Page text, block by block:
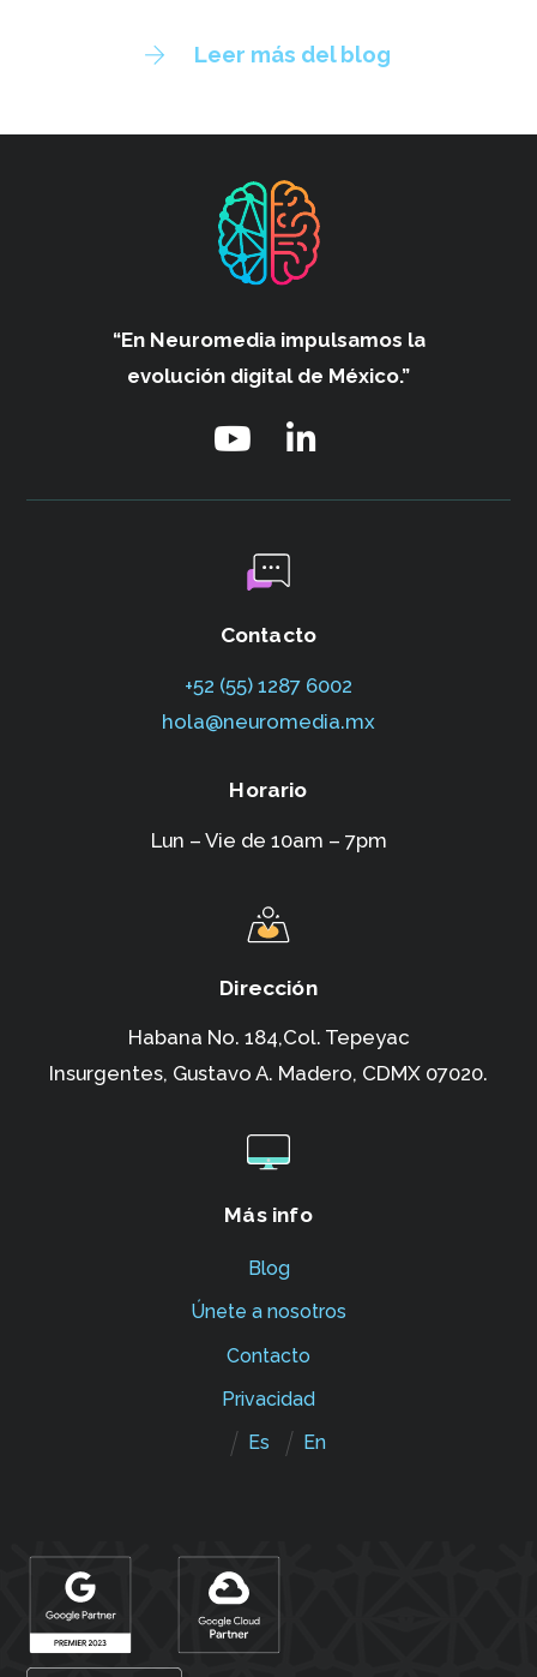
Leer más del blog
“En Neuromedia impulsamos la
evolución digital de México.”
Contacto
+52 (55) 1287 6002‬
hola@neuromedia.mx
Horario
Lun – Vie de 10am – 7pm
Dirección
Habana No. 184,Col. Tepeyac
Insurgentes, Gustavo A. Madero, CDMX 07020.
Más info
Blog
Únete a nosotros
Contacto
Privacidad
Es
En